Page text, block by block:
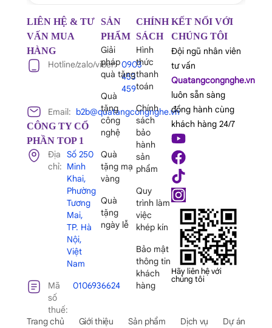
LIÊN HỆ & TƯ
VẤN MUA
HÀNG
Hotline/zalo/viber: 0903
453
459
Email: b2b@quatangcongnghe.vn
CÔNG TY CỔ
PHẦN TOP 1
Địa
chỉ:
Số 250
Minh
Khai,
Phường
Tương
Mai,
TP. Hà
Nội,
Việt
Nam
Mã
số
thuế:
0106936624
SẢN
PHẨM
Giải
pháp
quà tặng
Quà
tặng
công
nghệ
Quà
tặng mạ
vàng
Quà
tặng
ngày lễ
CHÍNH
SÁCH
Hình
thức
thanh
toán
Chính
sách
bảo
hành
sản
phẩm
Quy
trình làm
việc
khép kín
Bảo mật
thông tin
khách
hàng
KẾT NỐI VỚI
CHÚNG TÔI
Đội ngũ nhân viên
tư vấn
Quatangcongnghe.vn
luôn sẵn sàng
đồng hành cùng
khách hàng 24/7
Hãy liên hệ với
chúng tôi
Trang chủ Giới thiệu Sản phẩm Dịch vụ Dự án